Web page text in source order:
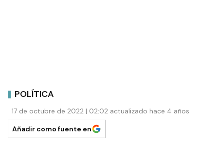
POLÍTICA
17 de octubre de 2022 | 02:02 actualizado hace 4 años
Añadir como fuente en